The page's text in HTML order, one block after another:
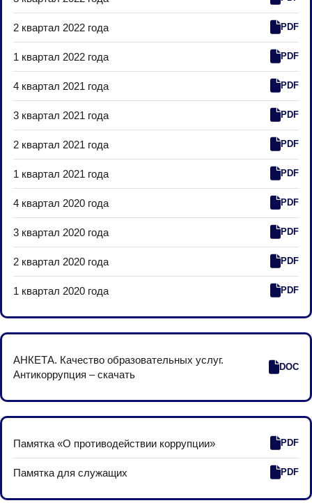
2 квартал 2022 года PDF
1 квартал 2022 года PDF
4 квартал 2021 года PDF
3 квартал 2021 года PDF
2 квартал 2021 года PDF
1 квартал 2021 года PDF
4 квартал 2020 года PDF
3 квартал 2020 года PDF
2 квартал 2020 года PDF
1 квартал 2020 года PDF
АНКЕТА. Качество образовательных услуг.
Антикоррупция – скачать
DOC
Памятка «О противодействии коррупции» PDF
Памятка для служащих PDF